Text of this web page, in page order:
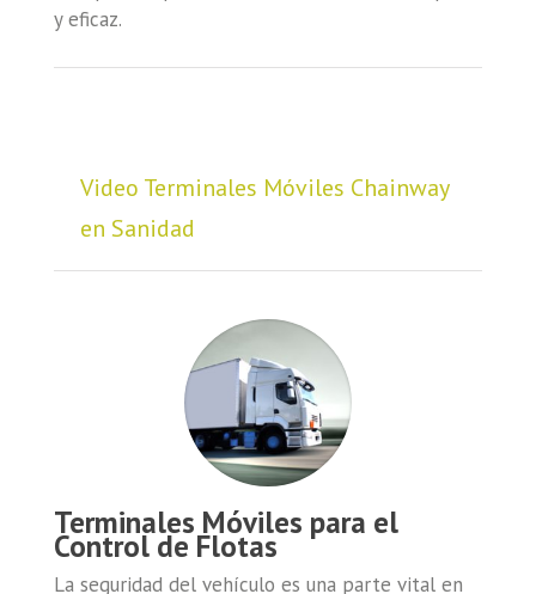
y eficaz.
Video Terminales Móviles Chainway
en Sanidad
Terminales Móviles para el
Control de Flotas
La seguridad del vehículo es una parte vital en